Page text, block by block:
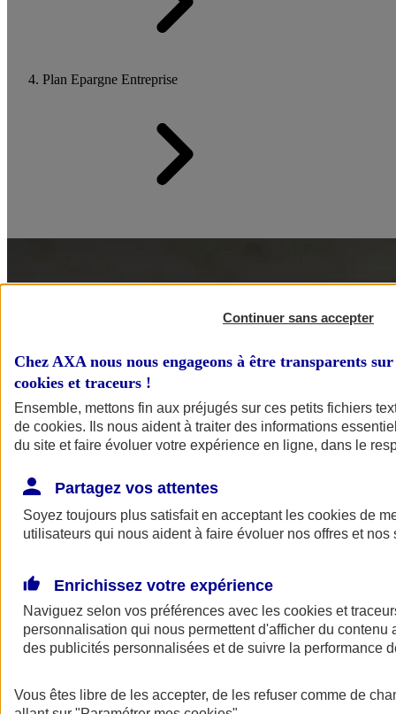
Plan Epargne Entreprise
Continuer sans accepter
Chez AXA nous nous engageons à être transparents
cookies et traceurs !
Ensemble, mettons fin aux préjugés sur ces petits fichiers
de cookies. Ils nous aident à traiter des informations
du site et faire évoluer votre expérience en ligne, dans le
Partagez vos attentes
Soyez toujours plus satisfait en acceptant les cookies de
utilisateurs qui nous aident à faire évoluer nos offres et nos
Enrichissez votre expérience
Naviguez selon vos préférences avec les cookies et
personnalisation qui nous permettent d'afficher du contenu
des publicités personnalisées et de suivre la performance
Vous êtes libre de les accepter, de les refuser comme de